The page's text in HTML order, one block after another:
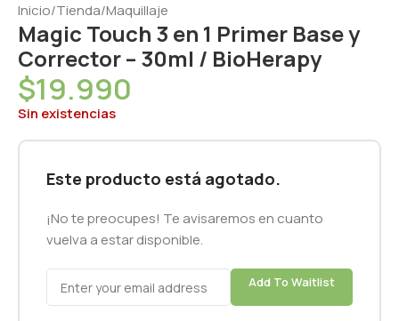
Inicio/Tienda/Maquillaje
Magic Touch 3 en 1 Primer Base y
Corrector – 30ml / BioHerapy
$19.990
Sin existencias
Este producto está agotado.
¡No te preocupes! Te avisaremos en cuanto
vuelva a estar disponible.
Add To Waitlist